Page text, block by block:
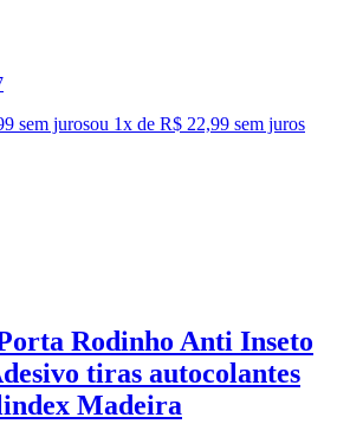
sem jurosou 1x de R$ 22,99 sem juros
Rodinho Anti Inseto
tiras autocolantes
Madeira